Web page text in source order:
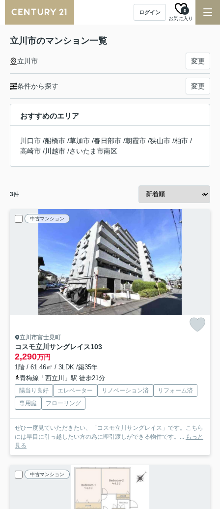
ログイン
お気に入り
0
立川市のマンション一覧
立川市 変更
条件から探す 変更
おすすめのエリア
川口市 /船橋市 /草加市 /春日部市 /朝霞市 /狭山市 /柏市 /
高崎市 /川越市 /さいたま市南区
3件
中古マンション
立川市富士見町
コスモ立川サングレイス103
2,290万円
1階 / 61.46㎡ / 3LDK /築35年
青梅線「西立川」駅 徒歩21分
陽当り良好 エレベーター リノベーション済
リフォーム済
専用庭
フローリング
ぜひ一度見ていただきたい、「コスモ立川サングレイス」です。こちら
には早目に引っ越したい方の為に即引渡しができる物件です。... もっと
見る
中古マンション